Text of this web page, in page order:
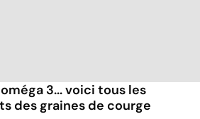
3... voici tous les
des graines de courge